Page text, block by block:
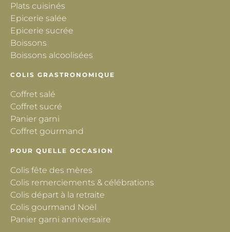
Plats cuisinés
Epicerie salée
Epicerie sucrée
Boissons
Boissons alcoolisées
COLIS GRASTRONOMIQUE
Coffret salé
Coffret sucré
Panier garni
Coffret gourmand
POUR QUELLE OCCASION
Colis fête des mères
Colis remerciements & célébrations
Colis départ à la retraite
Colis gourmand Noël
Panier garni anniversaire